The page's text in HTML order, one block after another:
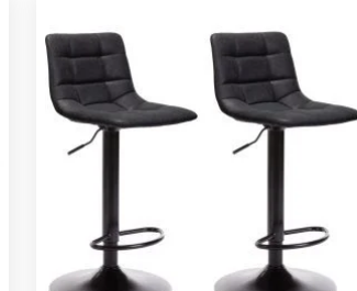
was:
€ 144,00.
is:
€ 108,00.